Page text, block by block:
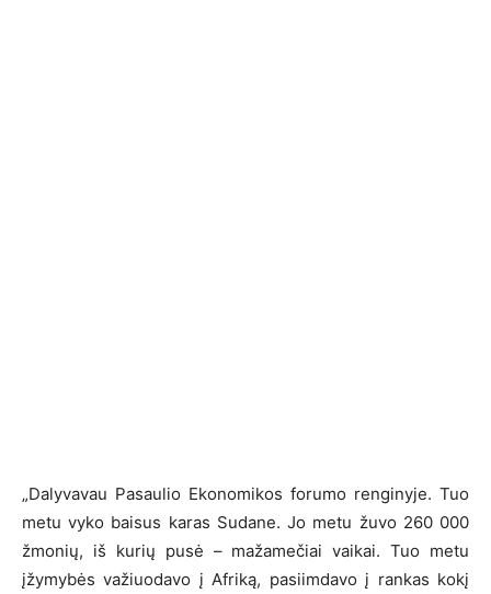
„Dalyvavau Pasaulio Ekonomikos forumo renginyje. Tuo
metu vyko baisus karas Sudane. Jo metu žuvo 260 000
žmonių, iš kurių pusė – mažamečiai vaikai. Tuo metu
įžymybės važiuodavo į Afriką, pasiimdavo į rankas kokį